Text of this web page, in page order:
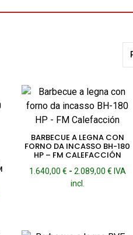
BARBECUE A LEGNA CON
FORNO DA INCASSO BH-180
HP – FM CALEFACCIÓN
1.640,00 € - 2.089,00 €Fascia
IVA
incl.